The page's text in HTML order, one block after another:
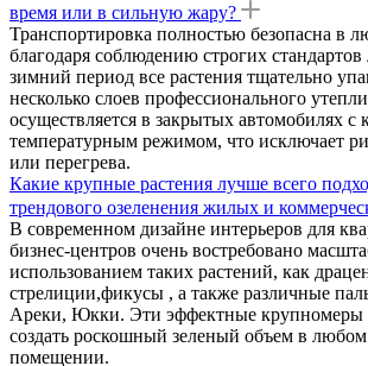
время или в сильную жару?
Транспортировка полностью безопасна в
благодаря соблюдению строгих
зимний период все растения тщательно
несколько слоев профессионального
осуществляется в закрытых автомобилях
температурным режимом, что исключает
или перегрева.
Какие крупные растения лучше всего
трендового озеленения жилых и
В современном дизайне интерьеров для
бизнес-центров очень востребовано
использованием таких растений, как
стрелиции,фикусы , а также различные
Ареки, Юкки. Эти эффектные крупномеры
создать роскошный зеленый объем в
помещении.